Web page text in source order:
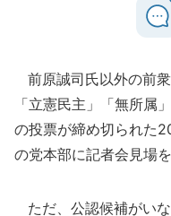
前原誠司氏以外の前
「立憲民主」「無所属
の投票が締め切られた
の党本部に記者会見場を
ただ、公認候補がい